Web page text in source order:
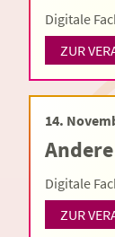
Digitale
ZUR
14.
Digitale
ZUR